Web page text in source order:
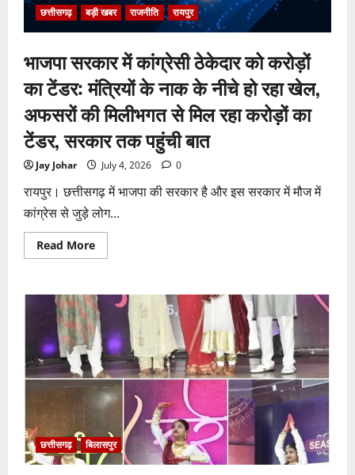
हुई
क्लोजर
रिपोर्ट,
कार्डियोलॉजिस्ट
पर
आपराधिक
कार्रवाई
जारी
छत्तीसगढ़ बड़ी खबर राजनीति रायपुर
भाजपा सरकार में कांग्रेसी ठेकेदार को करोड़ों
का टेंडर: मंत्रियों के नाक के नीचे हो रहा खेल,
अफसरों की मिलीभगत से मिल रहा करोड़ों का
टेंडर, सरकार तक पहुंची बात
Jay Johar July 4, 2026 0
रायपुर। छत्तीसगढ़ में भाजपा की सरकार है और इस सरकार में मौज में
कांग्रेस से जुड़े लोग...
Read MoreRead
more
में
कांग्रेसी
ठेकेदार
को
करोड़ों
का
टेंडर:
मंत्रियों
के
नाक
के
हो
रहा
खेल,
अफसरों
छत्तीसगढ़ बिलासपुर